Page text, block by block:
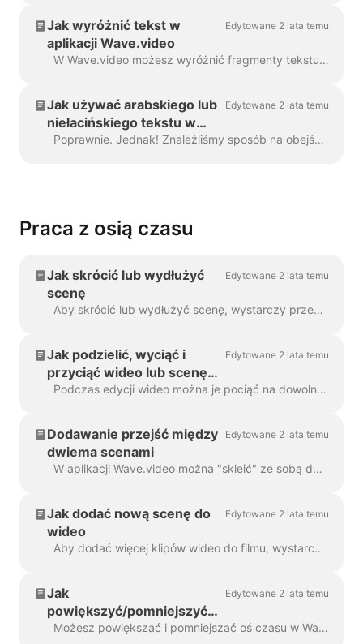
Jak wyróżnić tekst w
aplikacji Wave.video
Edytowane 2 lata temu
W Wave.video możesz wyróżnić fragmenty tekstu, aby odróżniały się od reszty wiadomości. Aby wyróżnić część tekstu, wybierz...
Jak używać arabskiego lub
niełacińskiego tekstu w
Wave.video
Edytowane 2 lata temu
Poprawnie. Jednak! Znaleźliśmy sposób na obejście tego problemu, dzięki kreatywnemu użytkownikowi i naszemu zespołowi wsparcia. Wystarczy utworzyć plik wektorowy/ima...
Praca z osią czasu
Jak skrócić lub wydłużyć
scenę
Edytowane 2 lata temu
Aby skrócić lub wydłużyć scenę, wystarczy przeciągnąć klatkę wzdłuż osi czasu, jak poniżej: Jeśli Twoja scena jest filmem, po prawej stronie będziesz...
Jak podzielić, wyciąć i
przyciąć wideo lub scenę
wideo
Edytowane 2 lata temu
Podczas edycji wideo można je pociąć na dowolną liczbę części za pomocą prostego kliknięcia na osi czasu i naciśnięcia ikony nożyczek. Możesz wstawić...
Dodawanie przejść między
dwiema scenami
Edytowane 2 lata temu
W aplikacji Wave.video można "skleić" ze sobą dwa klipy wideo, dodając przejścia między dwiema scenami. Przejście to technika edycji wideo, która pozwala na...
Jak dodać nową scenę do
wideo
Edytowane 2 lata temu
Aby dodać więcej klipów wideo do filmu, wystarczy kliknąć ikonę Plus na osi czasu. Spowoduje to wyświetlenie wszystkich opcji. Aby usunąć k...
Jak
powiększyć/pomniejszyć
oś czasu w aplikacji
Edytowane 2 lata temu
Możesz powiększać i pomniejszać oś czasu w Wave.video, aby proces edycji był wygodniejszy i bardziej precyzyjny. Funkcję tę można znaleźć pod linią czas...